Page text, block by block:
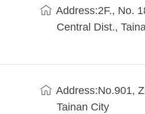
Address:2F., No.
Central Dist.,
Address:No.901,
Tainan City